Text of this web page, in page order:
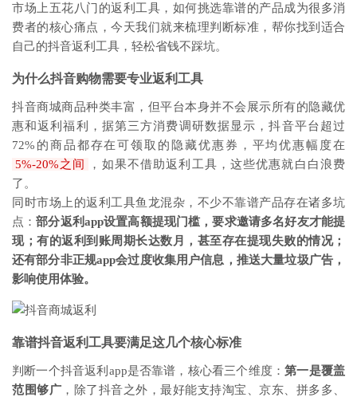
市场上五花八门的返利工具，如何挑选靠谱的产品成为很多消
费者的核心痛点，今天我们就来梳理判断标准，帮你找到适合
自己的抖音返利工具，轻松省钱不踩坑。
为什么抖音购物需要专业返利工具
抖音商城商品种类丰富，但平台本身并不会展示所有的隐藏优
惠和返利福利，据第三方消费调研数据显示，抖音平台超过
72%的商品都存在可领取的隐藏优惠券，平均优惠幅度在
5%-20%之间
，如果不借助返利工具，这些优惠就白白浪费
了。
同时市场上的返利工具鱼龙混杂，不少不靠谱产品存在诸多坑
点：部分返利app设置高额提现门槛，要求邀请多名好友才能提
现；有的返利到账周期长达数月，甚至存在提现失败的情况；
还有部分非正规app会过度收集用户信息，推送大量垃圾广告，
影响使用体验。
靠谱抖音返利工具要满足这几个核心标准
判断一个抖音返利app是否靠谱，核心看三个维度：第一是覆盖
范围够广 ，除了抖音之外，最好能支持淘宝、京东、拼多多、